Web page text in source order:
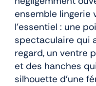
ensemble lingerie
l’essentiel : une
spectaculaire qui
regard, un ventre
et des hanches
silhouette d’une